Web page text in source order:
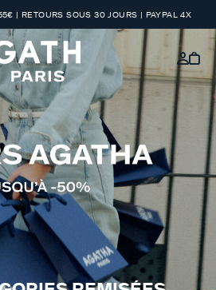
| RETOURS SOUS 30 JOURS | PAYPAL 4X